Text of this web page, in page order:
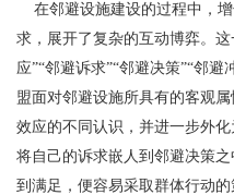
在邻避设施建设的过程中，
求，展开了复杂的互动博弈。
应”“邻避诉求”“邻避决策”“邻
盟面对邻避设施所具有的客观
效应的不同认识，并进一步外
将自己的诉求嵌人到邻避决策
到满足，便容易采取群体行动